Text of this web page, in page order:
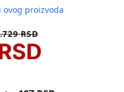
proizvoda
RSD